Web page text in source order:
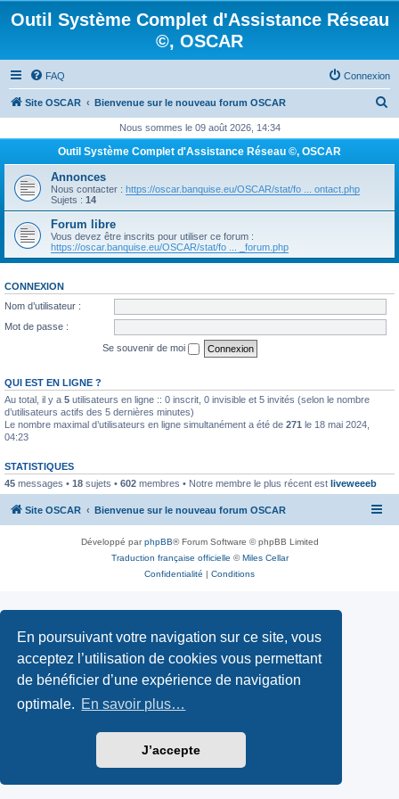
En poursuivant votre navigation sur ce site, vous
acceptez l’utilisation de cookies vous permettant
de bénéficier d’une expérience de navigation
optimale. En savoir plus…
J’accepte
Outil Système Complet d'Assistance Réseau
©, OSCAR
FAQ Connexion
Site OSCAR Bienvenue sur le nouveau forum OSCAR
h
r
r
Nous sommes le 09 août 2026, 14:34
Outil Système Complet d'Assistance Réseau ©, OSCAR
Annonces
Nous contacter : https://oscar.banquise.eu/OSCAR/stat/fo ... ontact.php
Sujets : 14
Forum libre
Vous devez être inscrits pour utiliser ce forum :
https://oscar.banquise.eu/OSCAR/stat/fo ... _forum.php
CONNEXION
Nom d’utilisateur :
Mot de passe :
Se souvenir de moi
QUI EST EN LIGNE ?
Au total, il y a 5 utilisateurs en ligne :: 0 inscrit, 0 invisible et 5 invités (selon le nombre
d’utilisateurs actifs des 5 dernières minutes)
Le nombre maximal d’utilisateurs en ligne simultanément a été de 271 le 18 mai 2024,
04:23
STATISTIQUES
45 messages • 18 sujets • 602 membres • Notre membre le plus récent est liveweeeb
Site OSCAR Bienvenue sur le nouveau forum OSCAR
Développé parphpBB® Forum Software © phpBB Limited
Traduction française officielle ©Miles Cellar
Confidentialité | Conditions